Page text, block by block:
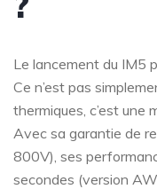
Le lancement du IM5
Ce n’est pas
thermiques, c’est une
Avec sa garantie de
800V), ses
secondes (version